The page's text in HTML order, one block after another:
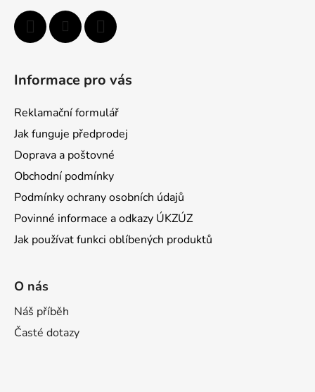
Informace pro vás
Reklamační formulář
Jak funguje předprodej
Doprava a poštovné
Obchodní podmínky
Podmínky ochrany osobních údajů
Povinné informace a odkazy ÚKZÚZ
Jak používat funkci oblíbených produktů
O nás
Náš příběh
Časté dotazy